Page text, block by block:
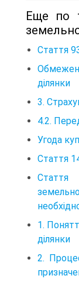
Еще по
Стаття
ділянки
3.
4.2.
Угода
Стаття
1.
ділянки
2.